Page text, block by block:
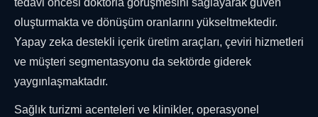
tedavi öncesi doktorla görüşmesini sağlayarak güven
oluşturmakta ve dönüşüm oranlarını yükseltmektedir.
Yapay zeka destekli içerik üretim araçları, çeviri hizmetleri
ve müşteri segmentasyonu da sektörde giderek
yaygınlaşmaktadır.
Sağlık turizmi acenteleri ve klinikler, operasyonel